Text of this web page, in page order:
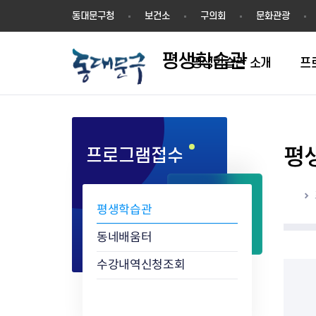
동대문구청 보건소 구의회 문화관광
평생학습관
평생학습관 소개 프
학습동아리 인증절차
학습동아리 현황
프로그램접수
평생학습관
동네배움터
수강내역신청조회
평